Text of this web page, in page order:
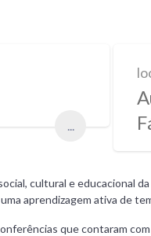
...
cultural e educacional
aprendizagem ativa de
que contaram